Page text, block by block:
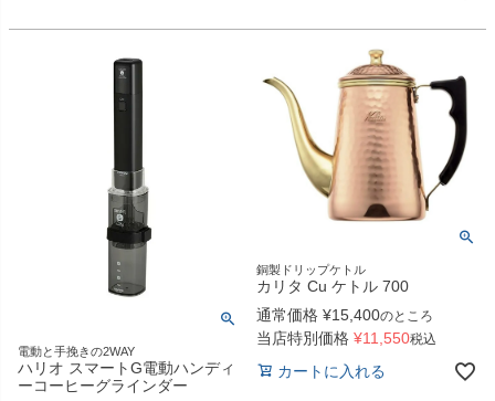
電動と手挽きの2WAY
ハリオ スマートG電動ハンディ
ーコーヒーグラインダー
銅製ドリップケトル
カリタ Cu ケトル 700
通常価格 ¥15,400のところ
当店特別価格 ¥11,550税込
カートに入れる